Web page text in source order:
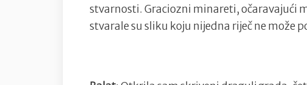
stvarnosti. Graciozni minareti, očaravajući
stvarale su sliku koju nijedna riječ ne može